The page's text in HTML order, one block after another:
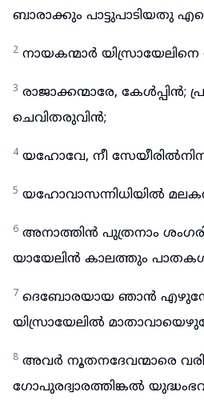
ബാരാക്കും പാട്ടുപാടിയതു
2 നായകന്മാർ യിസ്രായേലിനെ
3 രാജാക്കന്മാരേ, കേൾപ്പിൻ;
ചെവിതരുവിൻ;
4 യഹോവേ, നീ
5 യഹോവാസന്നിധിയിൽ
6 അനാത്തിൻ പുത്രനാം
യായേലിൻ കാലത്തും
7 ദെബോരയായ ഞാൻ
യിസ്രായേലിൽ
8 അവർ നൂതനദേവന്മാരെ
ഗോപുരദ്വാരത്തിങ്കൽ